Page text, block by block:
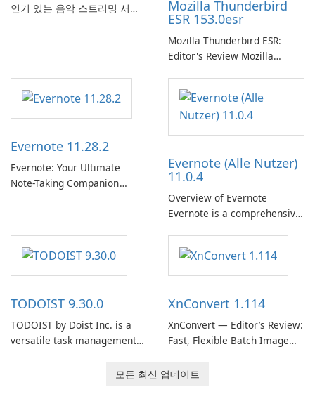
인기 있는 음악 스트리밍 서비
취 및 소셜 공유와 같은 기능을
통해 Spotify는 사용자가 좋아
고, 즐길 수 있는 원활한 음악
경험을 제공합니다.
Mozilla Thunderbird
ESR 153.0esr
Mozilla Thunderbird ESR:
Editor's Review Mozilla
Support Release) is the long-
term support channel of the
Thunderbird desktop email
client designed for
need predictable …
Evernote 11.28.2
Evernote: Your Ultimate
Note-Taking Companion
helps users capture ideas,
organize to-do lists, and keep
track of important
Evernote (Alle Nutzer)
11.0.4
Overview of Evernote
Evernote is a comprehensive
software designed to help
users capture, organize, and
access information across
TODOIST 9.30.0
TODOIST by Doist Inc. is a
versatile task management
XnConvert 1.114
XnConvert — Editor’s Review:
Fast, Flexible Batch Image
macOS and Linux XnConvert
모든 최신 업데이트